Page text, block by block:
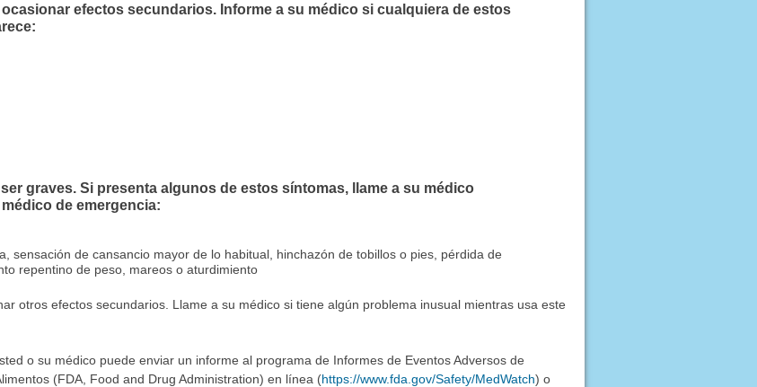
efectos secundarios. Informe a su médico si cualquiera de estos
graves. Si presenta algunos de estos síntomas, llame a su médico
de emergencia:
sensación de cansancio mayor de lo habitual, hinchazón de tobillos o pies, pérdida de
repentino de peso, mareos o aturdimiento
otros efectos secundarios. Llame a su médico si tiene algún problema inusual mientras usa este
o su médico puede enviar un informe al programa de Informes de Eventos Adversos de
(FDA, Food and Drug Administration) en línea (https://www.fda.gov/Safety/MedWatch) o